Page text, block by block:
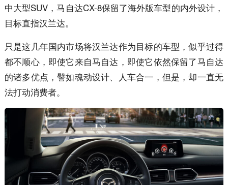
中大型SUV，马自达CX-8保留了海外版车型的内外设计，
目标直指汉兰达。
只是这几年国内市场将汉兰达作为目标的车型，似乎过得
都不顺心，即使它来自马自达，即使它依然保留了马自达
的诸多优点，譬如魂动设计、人车合一，但是，却一直无
法打动消费者。